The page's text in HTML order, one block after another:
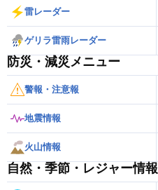
雷レーダー
ゲリラ雷雨レーダー
防災・減災メニュー
警報・注意報
地震情報
火山情報
自然・季節・レジャー情報